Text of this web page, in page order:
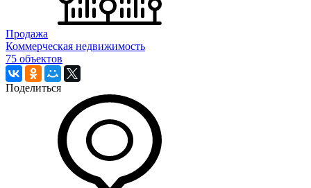
Продажа
Коммерческая недвижимость
75 объектов
Поделиться